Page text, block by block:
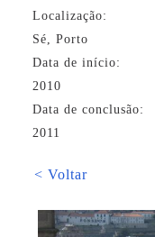
Localização:
Sé, Porto
Data de início:
2010
Data de conclusão:
2011
< Voltar